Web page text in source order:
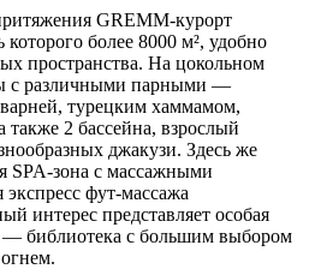
GREMM-курорт
более 8000 м², удобно
пространства. На цокольном
с различными парными —
турецким хаммамом,
2 бассейна, взрослый
джакузи. Здесь же
SPA-зона с массажными
фут-массажа
интерес представляет особая
— библиотека с большим выбором